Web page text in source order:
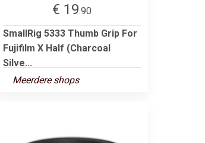
€ 19.90
SmallRig 5333 Thumb Grip For
Fujifilm X Half (Charcoal
Silve...
Meerdere shops